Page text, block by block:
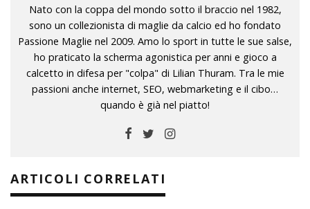
Nato con la coppa del mondo sotto il braccio nel 1982,
sono un collezionista di maglie da calcio ed ho fondato
Passione Maglie nel 2009. Amo lo sport in tutte le sue salse,
ho praticato la scherma agonistica per anni e gioco a
calcetto in difesa per "colpa" di Lilian Thuram. Tra le mie
passioni anche internet, SEO, webmarketing e il cibo…
quando è già nel piatto!
ARTICOLI CORRELATI